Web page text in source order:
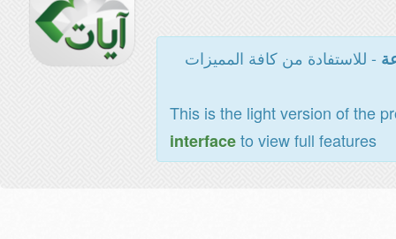
- للاستفادة من كافة المميزات
This is the light version of the
interfaceto view full features